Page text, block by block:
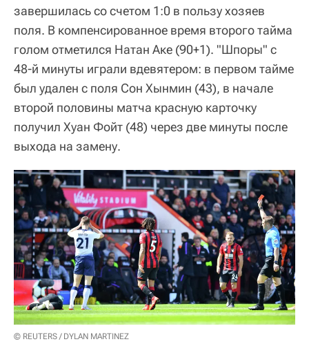
завершилась со счетом 1:0 в пользу хозяев
поля. В компенсированное время второго тайма
голом отметился Натан Аке (90+1). "Шпоры" с
48-й минуты играли вдевятером: в первом тайме
был удален с поля Сон Хынмин (43), в начале
второй половины матча красную карточку
получил Хуан Фойт (48) через две минуты после
выхода на замену.
© REUTERS / DYLAN MARTINEZ